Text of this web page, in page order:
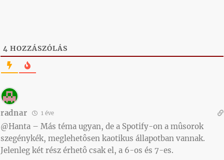
4 HOZZÁSZÓLÁS
radnar 1 éve
@Hanta – Más téma ugyan, de a Spotify-on a mûsorok
szegénykék, meglehetôsen kaotikus állapotban vannak.
Jelenleg két rész érhetô csak el, a 6-os és 7-es.